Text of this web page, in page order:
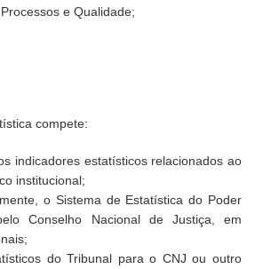
e Qualidade;
compete:
indicadores estatísticos relacionados ao
institucional;
o Sistema de Estatística do Poder
Conselho Nacional de Justiça, em
do Tribunal para o CNJ ou outro